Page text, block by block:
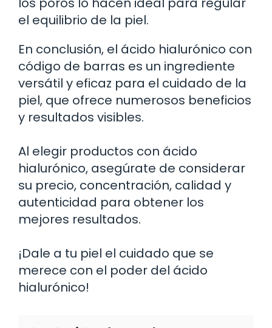
el equilibrio de la piel.
En conclusión, el ácido hialurónico con
código de barras es un ingrediente
versátil y eficaz para el cuidado de la
piel, que ofrece numerosos beneficios
y resultados visibles.
Al elegir productos con ácido
hialurónico, asegúrate de considerar
su precio, concentración, calidad y
autenticidad para obtener los
mejores resultados.
¡Dale a tu piel el cuidado que se
merece con el poder del ácido
hialurónico!